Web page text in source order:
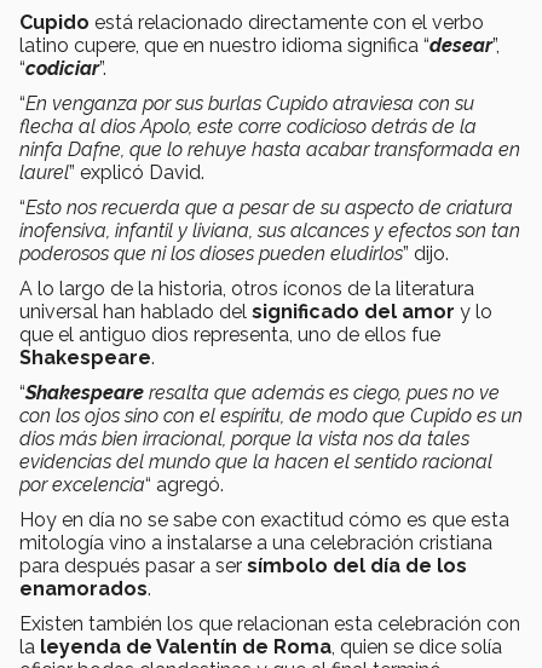
Cupido está relacionado directamente con el verbo
latino cupere, que en nuestro idioma significa “desear”,
“codiciar”.
“En venganza por sus burlas Cupido atraviesa con su
flecha al dios Apolo, este corre codicioso detrás de la
ninfa Dafne, que lo rehuye hasta acabar transformada en
laurel” explicó David.
“Esto nos recuerda que a pesar de su aspecto de criatura
inofensiva, infantil y liviana, sus alcances y efectos son tan
poderosos que ni los dioses pueden eludirlos” dijo.
A lo largo de la historia, otros íconos de la literatura
universal han hablado del significado del amor y lo
que el antiguo dios representa, uno de ellos fue
Shakespeare.
“Shakespeare resalta que además es ciego, pues no ve
con los ojos sino con el espíritu, de modo que Cupido es un
dios más bien irracional, porque la vista nos da tales
evidencias del mundo que la hacen el sentido racional
por excelencia“ agregó.
Hoy en día no se sabe con exactitud cómo es que esta
mitología vino a instalarse a una celebración cristiana
para después pasar a ser símbolo del día de los
enamorados.
Existen también los que relacionan esta celebración con
la leyenda de Valentín de Roma, quien se dice solía